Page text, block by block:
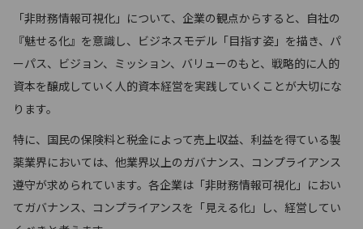
「非財務情報可視化」について、企業の観点からすると、自社の
『魅せる化』を意識し、ビジネスモデル「目指す姿」を描き、パ
ーパス、ビジョン、ミッション、バリューのもと、戦略的に人的
資本を醸成していく人的資本経営を実践していくことが大切にな
ります。
特に、国民の保険料と税金によって売上収益、利益を得ている製
薬業界においては、他業界以上のガバナンス、コンプライアンス
遵守が求められています。各企業は「非財務情報可視化」におい
てガバナンス、コンプライアンスを「見える化」し、経営してい